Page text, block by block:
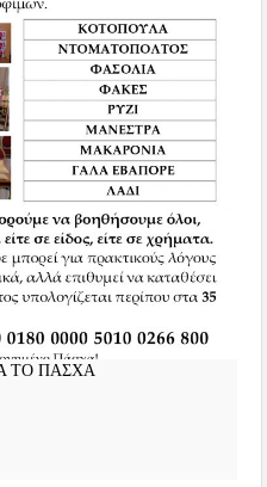
ΤΟ ΠΑΣΧΑ